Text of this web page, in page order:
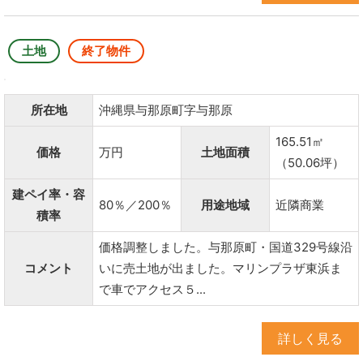
土地 終了物件
所在地 沖縄県与那原町字与那原
価格 万円 土地面積
165.51㎡
（50.06坪）
建ペイ率・容
積率
80％／200％ 用途地域 近隣商業
コメント
価格調整しました。与那原町・国道329号線沿
いに売土地が出ました。マリンプラザ東浜ま
で車でアクセス５...
詳しく見る